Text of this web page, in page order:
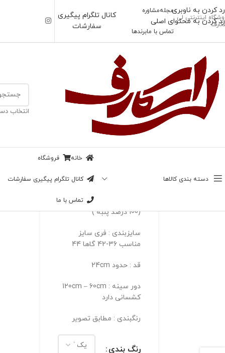
رد کردن به ناوبری
رد کردن به محتوای اصلی
اینترنتی لی
مجلهمشاوره
تماس با مابرندها
کانال تلگرام پیگیری
سفارشات
انتخاب
دسته بندی کالاها
خانه فروشگاه
کانال تلگرام پیگیری سفارشات
تماس با ما
خانه/ پوشاک
ناموجود
کراپ دکلته بندی
تومان
جنس : پارچه کشی کبریتی
(100 درصد پنبه )
سایزبندی : فری سایز
مناسب 36-42 گاها 44
قد : حدود 24cm
دور سینه : 120cm – 60cm
کشسانی دارد
رنگبندی : مطابق تصویر
رنگ بندی